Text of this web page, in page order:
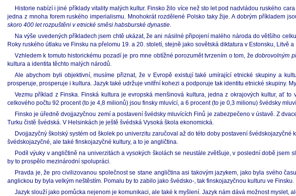
Historie nabízí i jiné příklady vitality malých kultur. Finsko žilo více než sto let pod nadvládou ruského
jedna z mnoha forem ruského imperialismu. Mnohokrát rozdělené Polsko taky žije. A dobrým příkladem
skoro 400 let rozpuštěni v etnické směsi habsburské dynastie.
Na výše uvedených příkladech jsem chtě ukázat, že ani násilné připojení malého národa do většího
Roky ruského útlaku ve Finsku na přelomu 19. a 20. století, stejně jako sovětská diktatura v Estonsku,
Vzhledem k tomuto historickému pozadí je pro mne obtížné porozumět tvrzením o tom, žedobrovolným
kultura a identita těchto malých národů.
Ale abychom byli objektivní, musíme přiznat, že v Evropě existují také umírající etnické skupiny a
prosperuje, prosperuje i kultura. Jazyk také udržuje vnitřní kohezi a podporuje tak identitu etnické skupiny.
Vezmu příklad z Finska. Finská kultura je evropská menšinová kultura, jedna z okrajových kultur, ať
celkového počtu 92 procent (to je 4,8 milionů) jsou finsky mluvící, a 6 procent (to je 0,3 milionu) švédsky
Finsko je úředně dvojjazyčnou zemí a postavení švédsky mluvících Finů je zabezpečeno v ústavě. Z
Turku čistě švédská. V Helsinkách je ještě švédská Vysoká škola ekonomická.
Dvojjazyčný školský systém od školek po univerzitu zaručoval až do této doby postavení
švédskojazyčné, ale také finskojazyčné kultury, a to je angličtina.
Podíl výuky v angličtině na univerzitách a vysokých školách se neustále zvětšuje, v poslední době
by to prospělo mezinárodní spolupráci.
Pravda je, že pro civilizovanou společnost se stane angličtina asi takovým jazykem, jako byla svého
anglickou by byla velkým neštěstím. Pomalu by to zabilo jako švédsko-, tak finskojazyčnou kulturu ve Finsku.
Jazyk slouží jako pomůcka nejenom je komunikaci, ale také k myšlení. Jazyk nám dává možnost